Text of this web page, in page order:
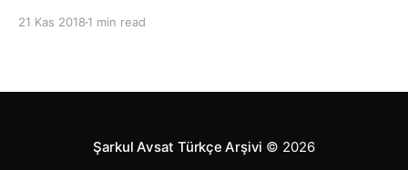
21 Kas 2018 1 min read
Şarkul Avsat Türkçe Arşivi © 2026